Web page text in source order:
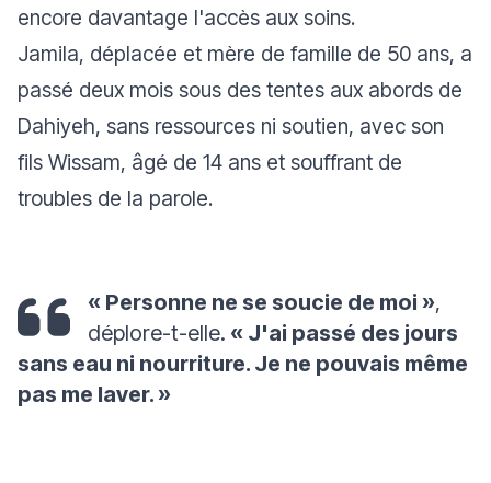
encore davantage l'accès aux soins.
Jamila, déplacée et mère de famille de 50 ans, a
passé deux mois sous des tentes aux abords de
Dahiyeh, sans ressources ni soutien, avec son
fils Wissam, âgé de 14 ans et souffrant de
troubles de la parole.
« Personne ne se soucie de moi »,
déplore-t-elle. « J'ai passé des jours
sans eau ni nourriture. Je ne pouvais même
pas me laver. »